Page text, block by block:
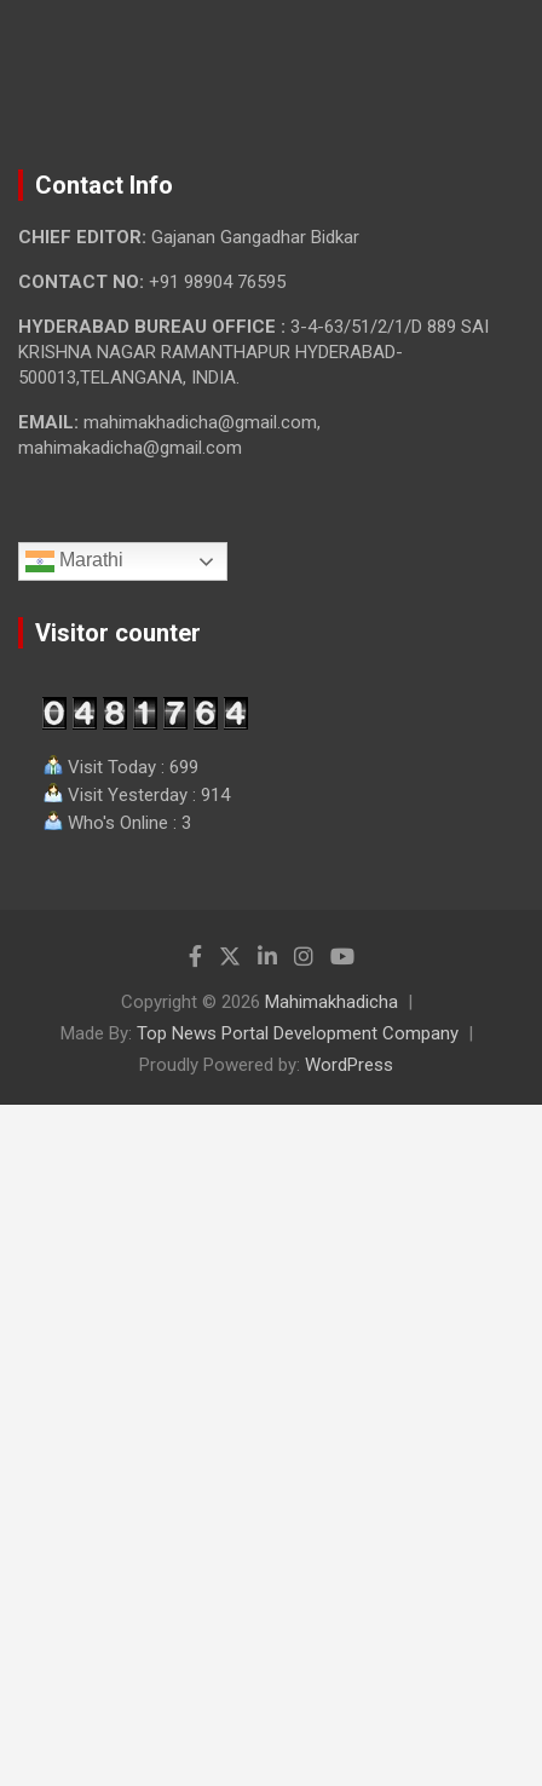
Contact Info
CHIEF EDITOR: Gajanan Gangadhar Bidkar
CONTACT NO: +91 98904 76595
HYDERABAD BUREAU OFFICE : 3-4-63/51/2/1/D 889 SAI
KRISHNA NAGAR RAMANTHAPUR HYDERABAD-
500013,TELANGANA, INDIA.
EMAIL: mahimakhadicha@gmail.com,
mahimakadicha@gmail.com
Marathi
Visitor counter
Visit Today : 699
Visit Yesterday : 914
Who's Online : 3
Copyright © 2026 Mahimakhadicha
Made By: Top News Portal Development Company
Proudly Powered by: WordPress